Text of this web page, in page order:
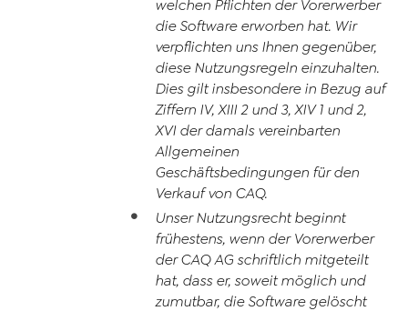
welchen Pflichten der Vorerwerber
die Software erworben hat. Wir
verpflichten uns Ihnen gegenüber,
diese Nutzungsregeln einzuhalten.
Dies gilt insbesondere in Bezug auf
Ziffern IV, XIII 2 und 3, XIV 1 und 2,
XVI der damals vereinbarten
Allgemeinen
Geschäftsbedingungen für den
Verkauf von CAQ.
Unser Nutzungsrecht beginnt
frühestens, wenn der Vorerwerber
der CAQ AG schriftlich mitgeteilt
hat, dass er, soweit möglich und
zumutbar, die Software gelöscht